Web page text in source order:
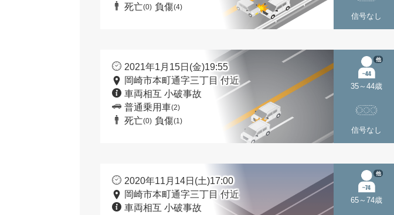
死亡(0) 負傷(4)
信号なし
2021年1月15日(金)19:55
岡崎市本町通字三丁目 付近
車両相互 小破事故
普通乗用車(2)
死亡(0) 負傷(1)
35～44歳
他
信号なし
2020年11月14日(土)17:00
岡崎市本町通字三丁目 付近
車両相互 小破事故
65～74歳
他